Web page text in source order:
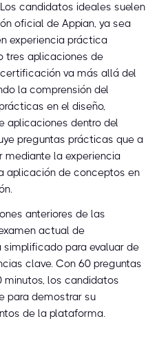
candidatos ideales suelen
oficial de Appian, ya sea
experiencia práctica
tres aplicaciones de
va más allá del
la comprensión del
en el diseño,
aplicaciones dentro del
preguntas prácticas que a
mediante la experiencia
aplicación de conceptos en
anteriores de las
actual de
para evaluar de
clave. Con 60 preguntas
minutos, los candidatos
para demostrar su
de la plataforma.